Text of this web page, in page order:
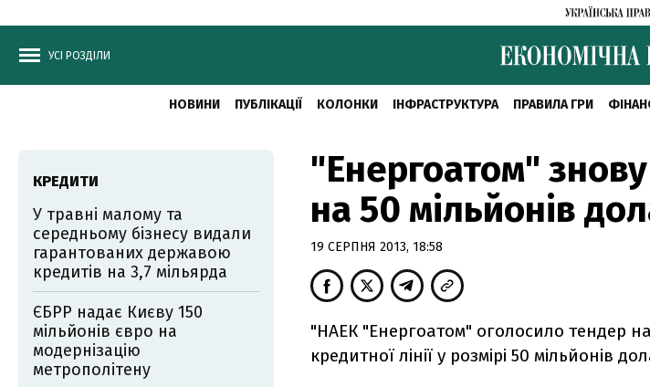
УСІ РОЗДІЛИ
НОВИНИ ПУБЛІКАЦІЇ КОЛОНКИ ІНФРАСТРУКТУРА ПРАВИЛА ГРИ
"Енергоатом"
на 50 мільйонів
19 СЕРПНЯ 2013, 18:58
"НАЕК "Енергоатом" оголосило тендер
кредитної лінії у розмірі 50 мільйонів
КРЕДИТИ
У травні малому та
середньому бізнесу видали
гарантованих державою
кредитів на 3,7 мільярда
ЄБРР надає Києву 150
мільйонів євро на
модернізацію
метрополітену